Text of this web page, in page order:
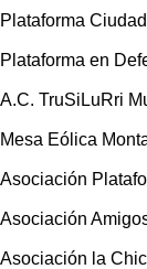
Plataforma
Plataforma en
A.C. TruSiLuRri
Mesa Eólica
Asociación
Asociación
Asociación la